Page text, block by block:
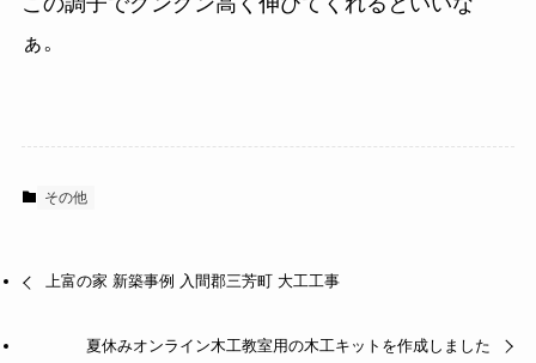
ぁ。
その他
上富の家 新築事例 入間郡三芳町 大工工事
夏休みオンライン木工教室用の木工キットを作成しました